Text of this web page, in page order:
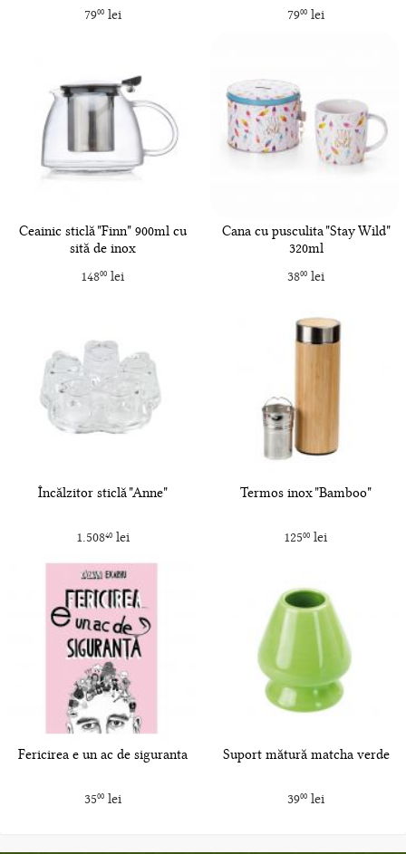
7900lei
7900lei
Ceainic sticlă "Finn" 900ml cu
sită de inox
14800 lei
Cana cu pusculita "Stay Wild"
320ml
3800lei
Încălzitor sticlă "Anne"
1.50840lei
Termos inox "Bamboo"
12500 lei
Fericirea e un ac de siguranta
3500lei
Suport mătură matcha verde
3900lei